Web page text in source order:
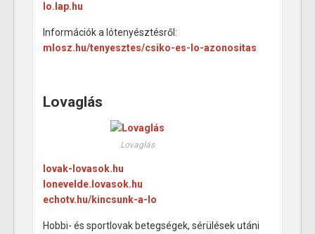
lo.lap.hu
Információk a lótenyésztésről:
mlosz.hu/tenyesztes/csiko-es-lo-azonositas
Lovaglás
Lovaglás
lovak-lovasok.hu
lonevelde.lovasok.hu
echotv.hu/kincsunk-a-lo‎
Hobbi- és sportlovak betegségek, sérülések utáni